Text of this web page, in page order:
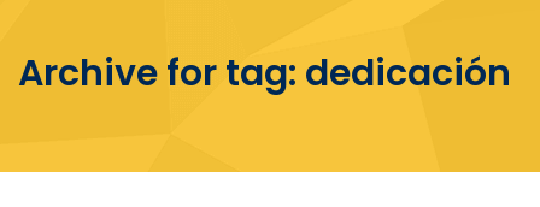
Archive for tag: dedicación